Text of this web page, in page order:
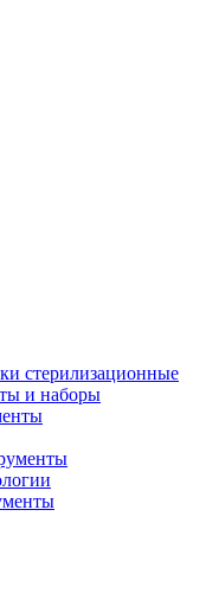
стерилизационные
и наборы